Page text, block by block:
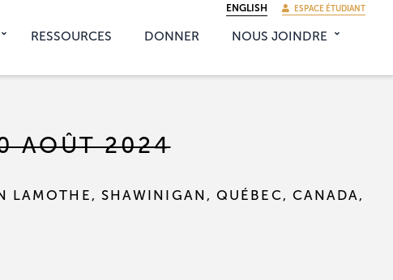
ENGLISH ESPACE ÉTUDIANT
RESSOURCES DONNER NOUS JOINDRE
AOÛT 2024
LAMOTHE, SHAWINIGAN, QUÉBEC, CANADA,